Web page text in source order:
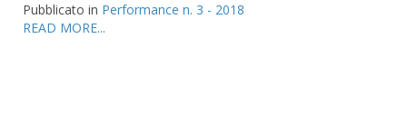
Pubblicato in Performance n. 3 - 2018
READ MORE...